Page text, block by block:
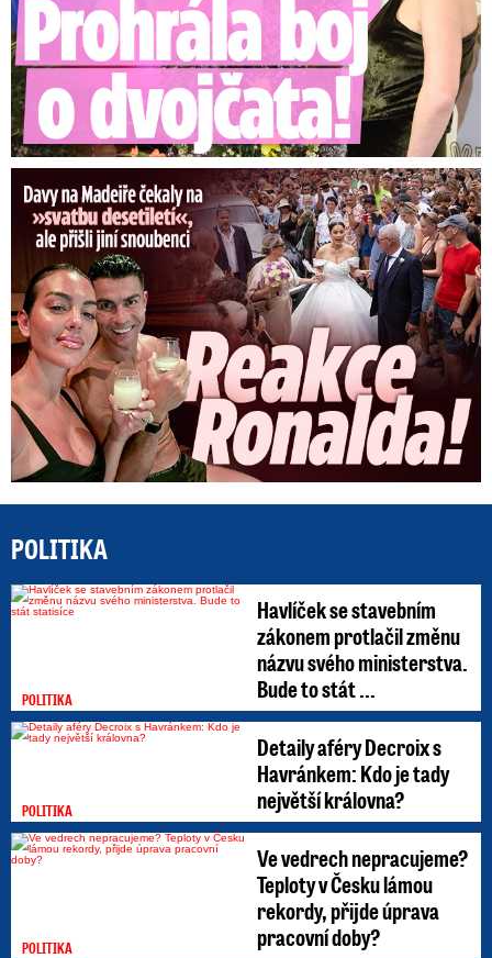
Ronaldova »svatba« pobláznila Madeiru: Reakce Cristiana!
POLITIKA
POLITIKA
Havlíček se stavebním
zákonem protlačil změnu
názvu svého ministerstva.
Bude to stát ...
POLITIKA
Detaily aféry Decroix s
Havránkem: Kdo je tady
největší královna?
POLITIKA
Ve vedrech nepracujeme?
Teploty v Česku lámou
rekordy, přijde úprava
pracovní doby?